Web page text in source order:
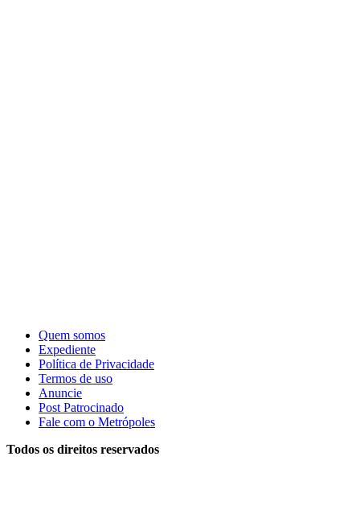
Quem somos
Expediente
Política de Privacidade
Termos de uso
Anuncie
Post Patrocinado
Fale com o Metrópoles
Todos os direitos reservados